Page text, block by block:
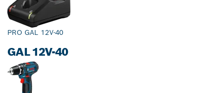
PRO GAL 12V-40
GAL 12V-40